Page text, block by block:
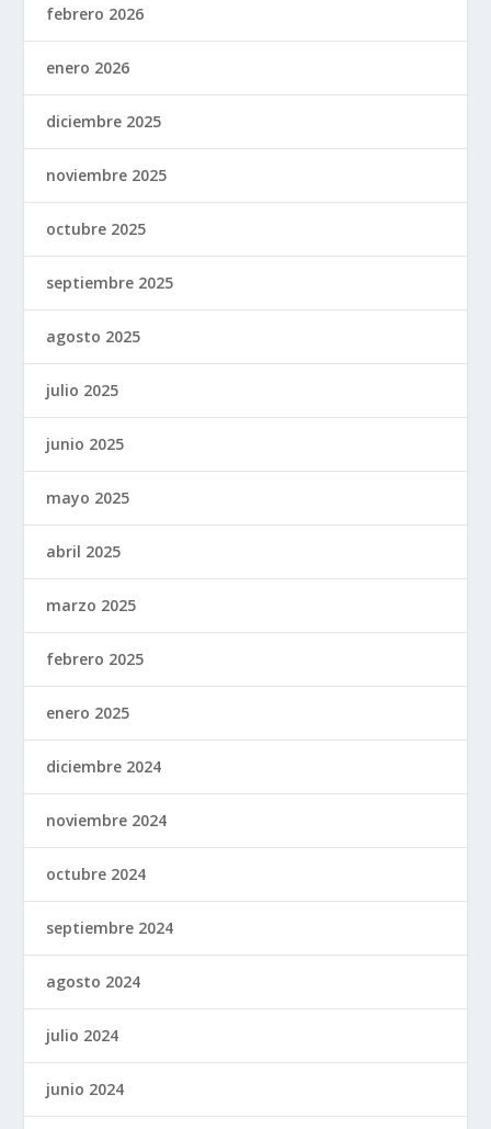
febrero 2026
enero 2026
diciembre 2025
noviembre 2025
octubre 2025
septiembre 2025
agosto 2025
julio 2025
junio 2025
mayo 2025
abril 2025
marzo 2025
febrero 2025
enero 2025
diciembre 2024
noviembre 2024
octubre 2024
septiembre 2024
agosto 2024
julio 2024
junio 2024